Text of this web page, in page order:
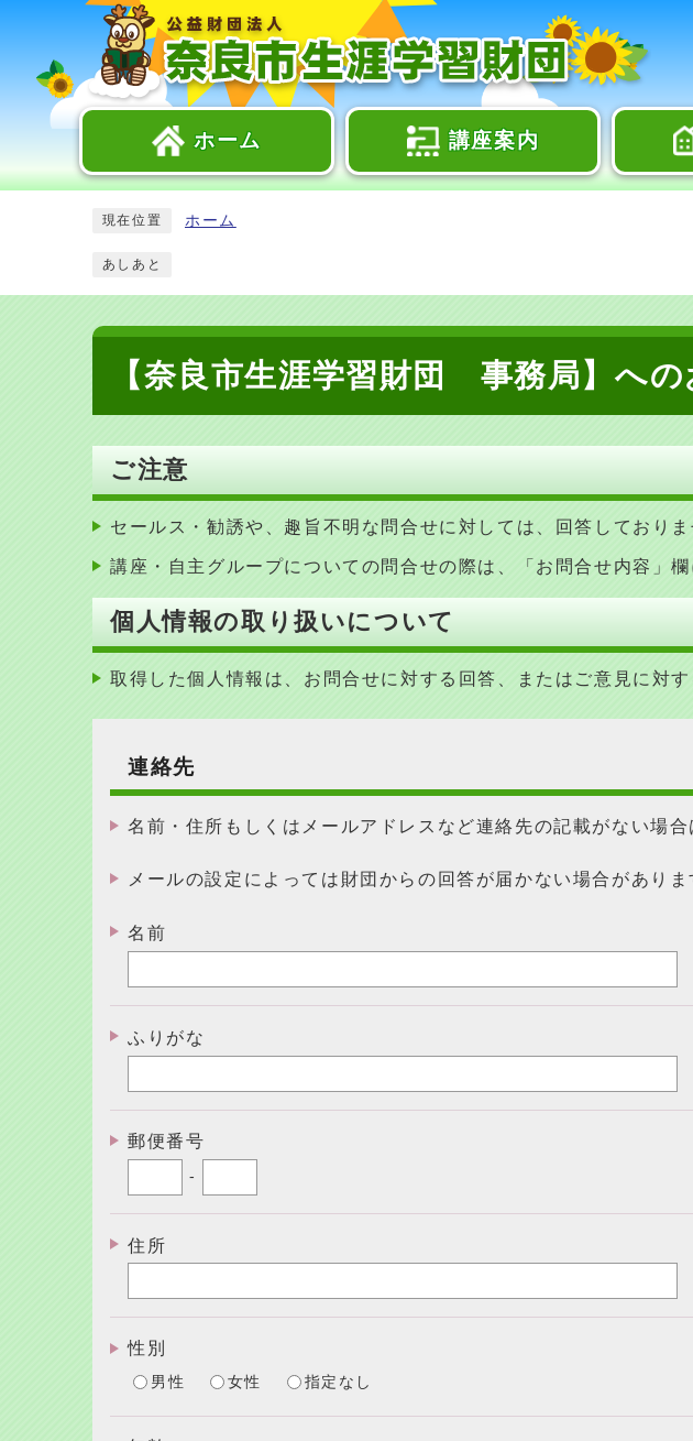
ホーム 講座案内
現在位置 ホーム
あしあと
【奈良市生涯学習財団 事務局】への
ご注意
セールス・勧誘や、趣旨不明な問合せに対しては、回答しておりま
講座・自主グループについての問合せの際は、「お問合せ内容」
個人情報の取り扱いについて
取得した個人情報は、お問合せに対する回答、またはご意見に対
連絡先
名前・住所もしくはメールアドレスなど連絡先の記載がない場
メールの設定によっては財団からの回答が届かない場合がありま
名前
ふりがな
郵便番号
-
住所
性別
男性 女性 指定なし